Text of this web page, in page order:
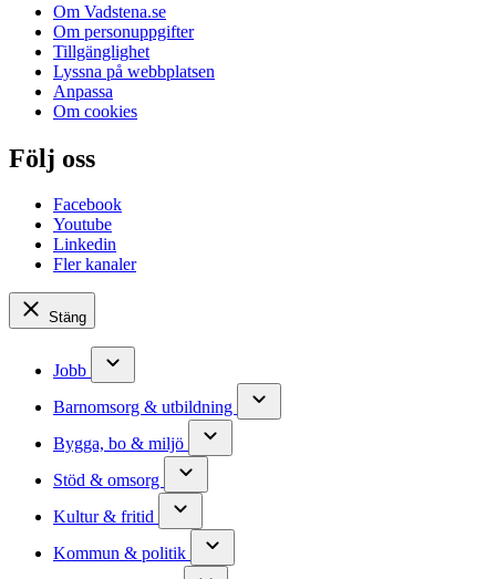
Om Vadstena.se
Om personuppgifter
Tillgänglighet
Lyssna på webbplatsen
Anpassa
Om cookies
Följ oss
Facebook
Youtube
Linkedin
Fler kanaler
Stäng
Jobb
Barnomsorg & utbildning
Bygga, bo & miljö
Stöd & omsorg
Kultur & fritid
Kommun & politik